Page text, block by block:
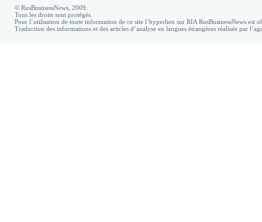
© RusBusinessNews, 2009.
Tous les droits sont protégés.
Pour l`utilisation de toute information de ce site l`hyperlien sur RIA RusBusinessNews est
Traduction des informations et des articles d’analyse en langues étrangères réalisée par